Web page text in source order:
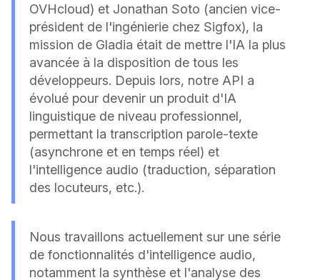
OVHcloud) et Jonathan Soto (ancien vice-
président de l'ingénierie chez Sigfox), la
mission de Gladia était de mettre l'IA la plus
avancée à la disposition de tous les
développeurs. Depuis lors, notre API a
évolué pour devenir un produit d'IA
linguistique de niveau professionnel,
permettant la transcription parole-texte
(asynchrone et en temps réel) et
l'intelligence audio (traduction, séparation
des locuteurs, etc.).
Nous travaillons actuellement sur une série
de fonctionnalités d'intelligence audio,
notamment la synthèse et l'analyse des